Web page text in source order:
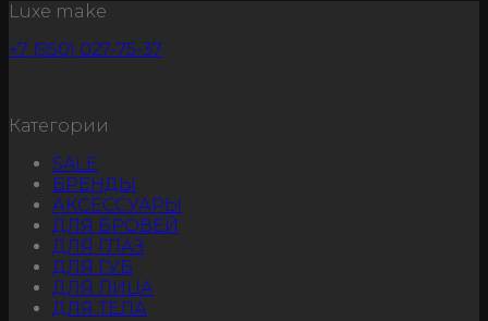
Luxe make
+7 (950) 027-75-37
Категории
SALE
БРЕНДЫ
АКСЕССУАРЫ
ДЛЯ БРОВЕЙ
ДЛЯ ГЛАЗ
ДЛЯ ГУБ
ДЛЯ ЛИЦА
ДЛЯ ТЕЛА